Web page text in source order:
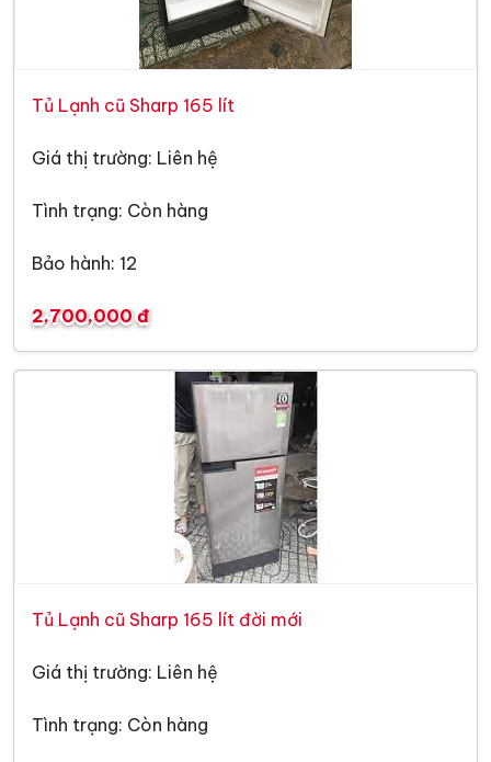
Tủ Lạnh cũ Sharp 165 lít
Giá thị trường: Liên hệ
Tình trạng: Còn hàng
Bảo hành: 12
2,700,000 đ
Tủ Lạnh cũ Sharp 165 lít đời mới
Giá thị trường: Liên hệ
Tình trạng: Còn hàng